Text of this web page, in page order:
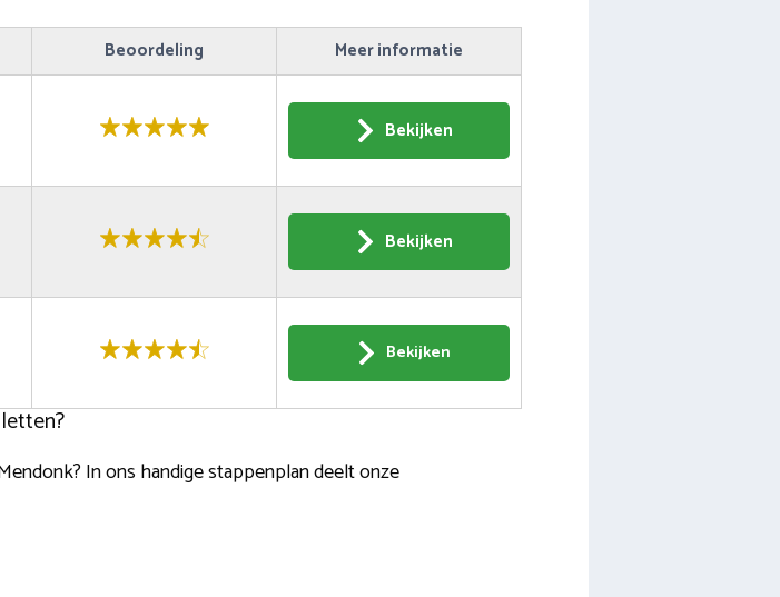
Beoordeling Meer informatie
Bekijken
Bekijken
Bekijken
In ons handige stappenplan deelt onze